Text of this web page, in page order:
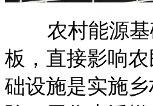
农村能源
板，直接影响
础设施是实施